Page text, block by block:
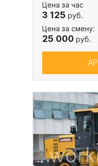
Цена за час
3 125 руб.
Цена за смену:
25 000 руб.